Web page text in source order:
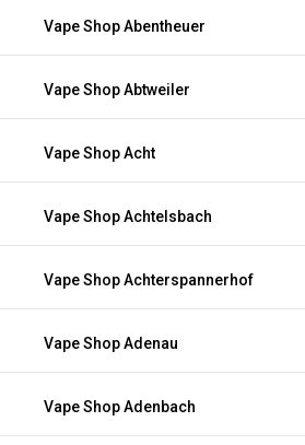
Vape Shop Abentheuer
Vape Shop Abtweiler
Vape Shop Acht
Vape Shop Achtelsbach
Vape Shop Achterspannerhof
Vape Shop Adenau
Vape Shop Adenbach